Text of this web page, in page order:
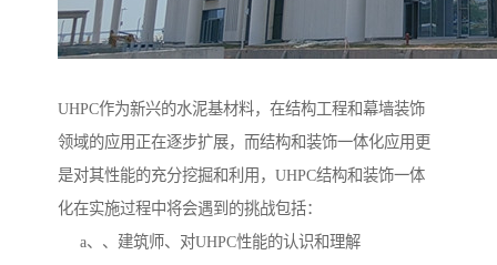
UHPC作为新兴的水泥基材料，在结构工程和幕墙装饰
领域的应用正在逐步扩展，而结构和装饰一体化应用更
是对其性能的充分挖掘和利用，UHPC结构和装饰一体
化在实施过程中将会遇到的挑战包括：
a、、建筑师、对UHPC性能的认识和理解